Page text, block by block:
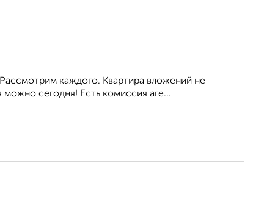
каждого. Квартира вложений не
сегодня! Есть комиссия аге...